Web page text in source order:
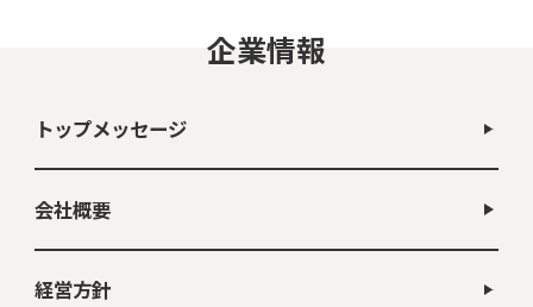
企業情報
トップメッセージ
会社概要
経営方針